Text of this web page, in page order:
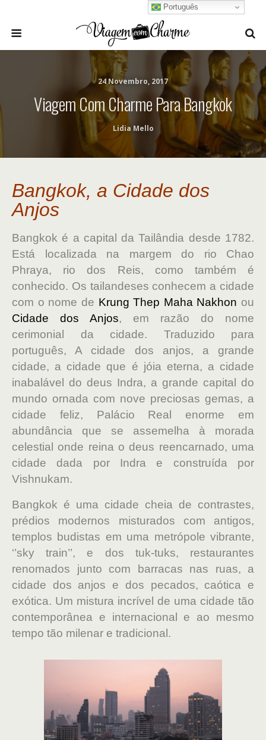
24 Novembro, 2017
Viagem Com Charme Para Bangkok
Lidia Mello
Bangkok, a Cidade dos
Anjos
Bangkok é a capital da Tailândia desde 1782.
Está localizada na margem do rio Chao
Phraya, rio dos Reis, como também é
conhecido. Os tailandeses conhecem a cidade
com o nome de Krung Thep Maha Nakhon ou
Cidade dos Anjos, em razão do nome
cerimonial da cidade. Traduzido para
português, A cidade dos anjos, a grande
cidade, a cidade que é jóia eterna, a cidade
inabalável do deus Indra, a grande capital do
mundo ornada com nove preciosas gemas, a
cidade feliz, Palácio Real enorme em
abundância que se assemelha à morada
celestial onde reina o deus reencarnado, uma
cidade dada por Indra e construída por
Vishnukam.
Bangkok é uma cidade cheia de contrastes,
prédios modernos misturados com antigos,
templos budistas em uma metrópole vibrante,
‘’sky train’’, e dos tuk-tuks, restaurantes
renomados junto com barracas nas ruas, a
cidade dos anjos e dos pecados, caótica e
exótica. Um mistura incrível de uma cidade tão
contemporânea e internacional e ao mesmo
tempo tão milenar e tradicional.
Português